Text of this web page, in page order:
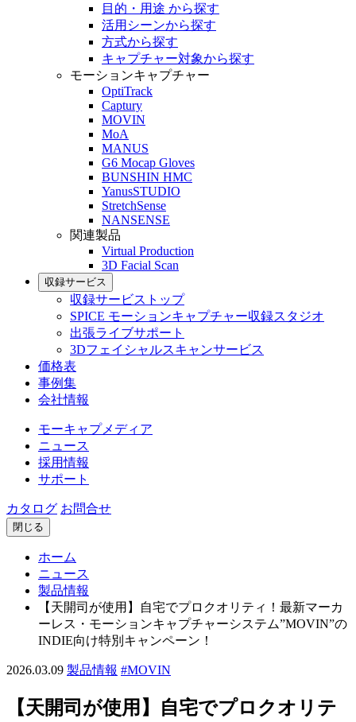
目的・用途 から探す
活用シーンから探す
方式から探す
キャプチャー対象から探す
モーションキャプチャー
OptiTrack
Captury
MOVIN
MoA
MANUS
G6 Mocap Gloves
BUNSHIN HMC
YanusSTUDIO
StretchSense
NANSENSE
関連製品
Virtual Production
3D Facial Scan
収録サービス
収録サービストップ
SPICE モーションキャプチャー収録スタジオ
出張ライブサポート
3Dフェイシャルスキャンサービス
価格表
事例集
会社情報
モーキャプメディア
ニュース
採用情報
サポート
カタログ お問合せ
閉じる
ホーム
ニュース
製品情報
【天開司が使用】自宅でプロクオリティ！最新マーカ
ーレス・モーションキャプチャーシステム”MOVIN”の
INDIE向け特別キャンペーン！
2026.03.09 製品情報 #MOVIN
【天開司が使用】自宅でプロクオリテ